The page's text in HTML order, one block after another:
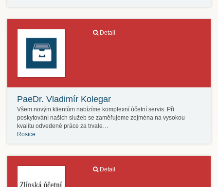
Detail
PaeDr. Vladimír Kolegar
Všem novým klientům nabízíme komplexní účetní servis. Při
poskytování našich služeb se zaměřujeme zejména na vysokou
kvalitu odvedené práce za trvale…
Rosice
Detail